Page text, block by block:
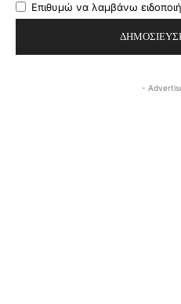
Επιθυμώ να λαμβάνω
-